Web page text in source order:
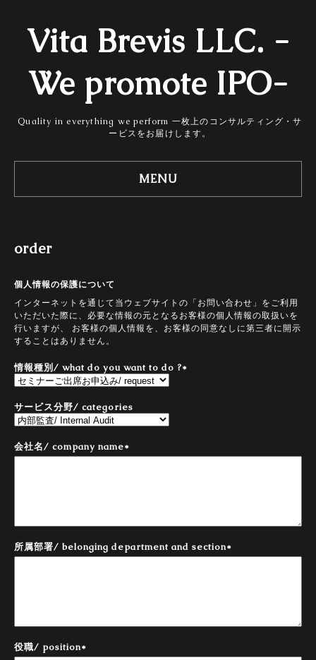
Vita Brevis LLC. -
We promote IPO-
Quality in everything we perform 一枚上のコンサルティング・サ
ービスをお届けします。
MENU
order
個人情報の保護について
インターネットを通じて当ウェブサイトの「お問い合わせ」をご利用
いただいた際に、必要な情報の元となるお客様の個人情報の取扱いを
行いますが、 お客様の個人情報を、お客様の同意なしに第三者に開示
することはありません。
情報種別/ what do you want to do ?*
サービス分野/ categories
会社名/ company name*
所属部署/ belonging department and section*
役職/ position*